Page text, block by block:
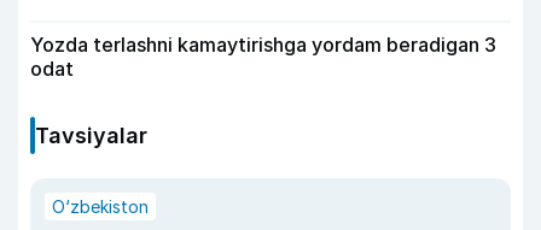
Yozda terlashni kamaytirishga yordam beradigan 3
odat
Tavsiyalar
O‘zbekiston